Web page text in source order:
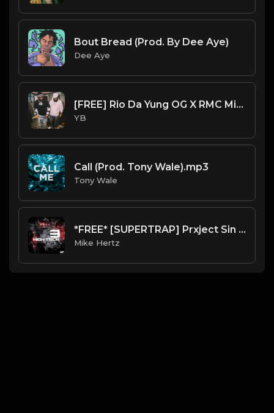
Bout Bread (Prod. By Dee Aye)
Dee Aye
[FREE] Rio Da Yung OG X RMC Mike X YN Jay X Detroit Type Beat - Take it Out (Prod. By CornerBoyYB)
YB
Call (Prod. Tony Wale).mp3
Tony Wale
*FREE* [SUPERTRAP] Prxject Sin Type Beat - "Weath" [Prod. @mikehertz808 + @pxslynch]
Mike Hertz